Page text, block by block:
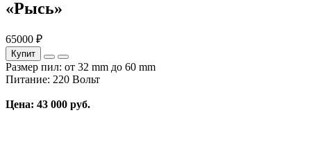
«Рысь»
65000 ₽
Купит
Размер пил: от 32 mm до 60 mm
Питание: 220 Вольт
Цена: 43 000 руб.